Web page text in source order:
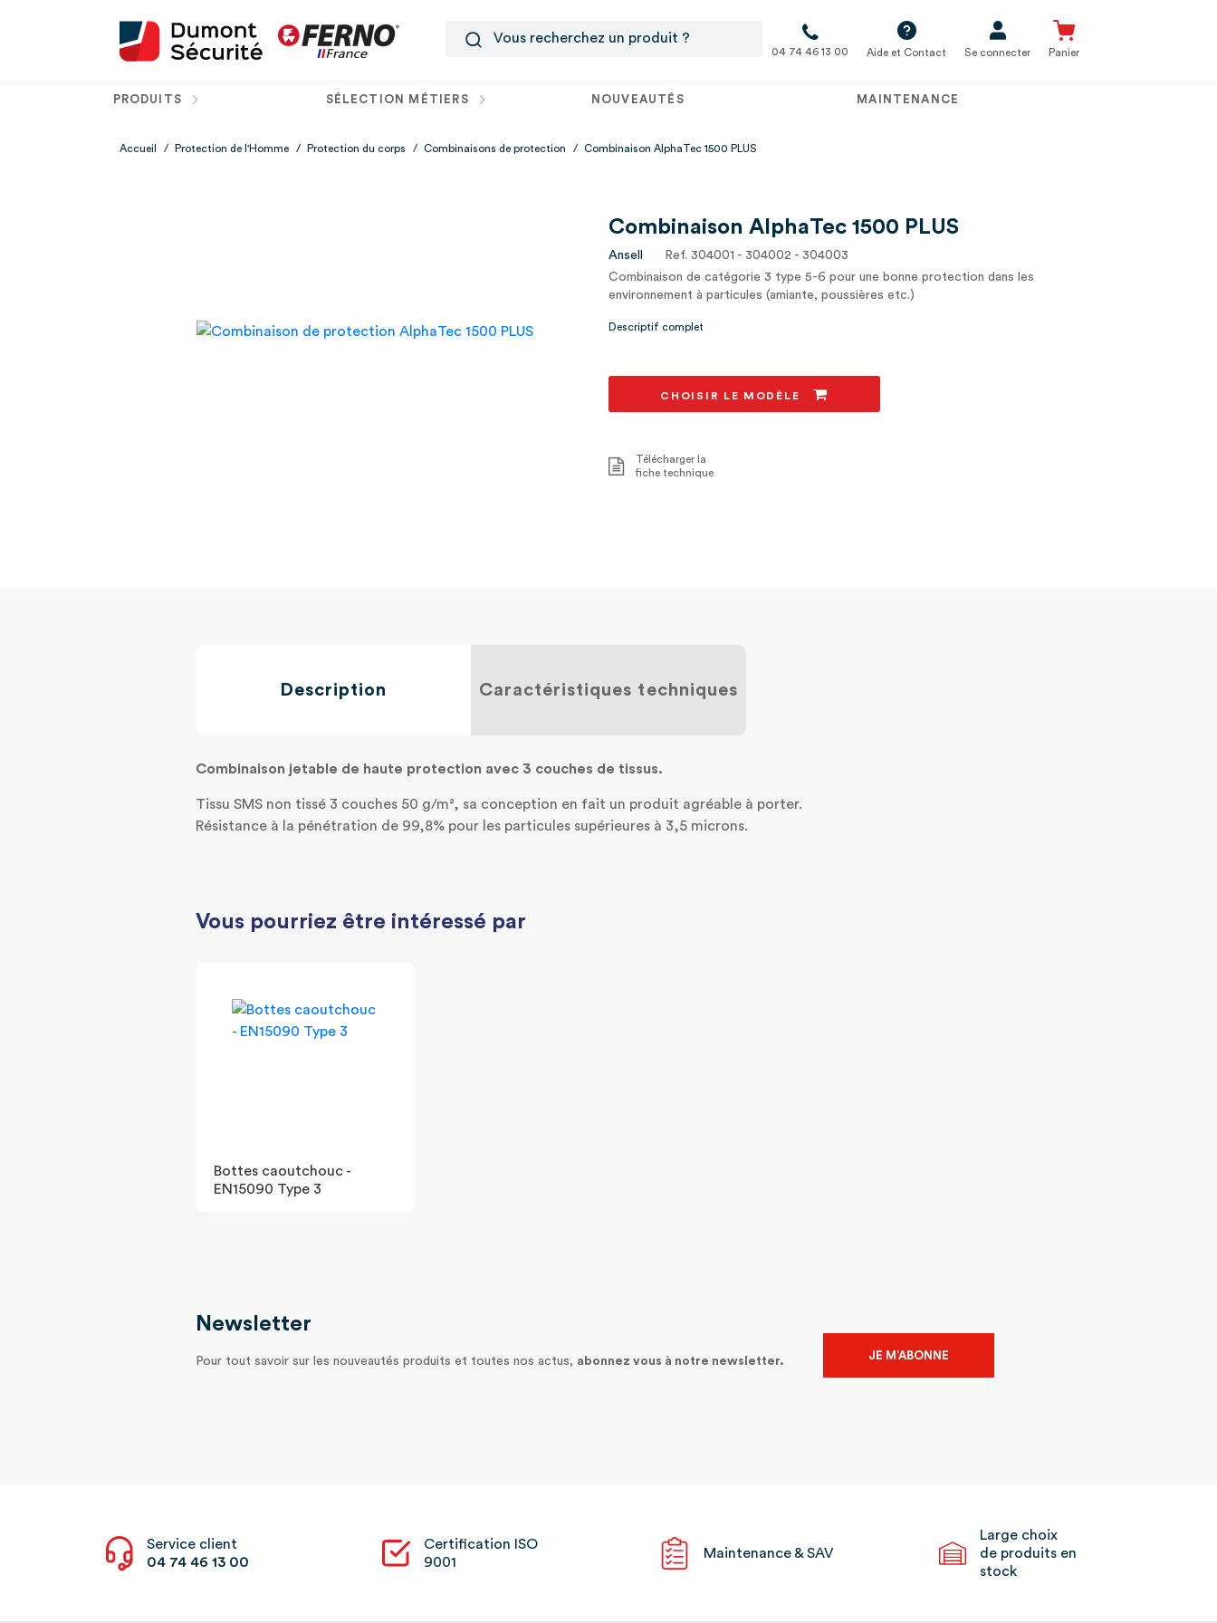
04 74 46 13 00 Aide et Contact Se connecter Panier
PRODUITS SÉLECTION MÉTIERS NOUVEAUTÉS MAINTENANCE
Accueil / Protection de l'Homme / Protection du corps / Combinaisons de protection / Combinaison AlphaTec 1500 PLUS
Combinaison AlphaTec 1500 PLUS
Ansell
Ref. 304001 - 304002 - 304003
Combinaison de catégorie 3 type 5-6 pour une bonne protection dans les
environnement à particules (amiante, poussières etc.)
Descriptif complet
CHOISIR LE MODÈLE
Télécharger la
fiche technique
Description Caractéristiques techniques
Combinaison jetable de haute protection avec 3 couches de tissus.
Tissu SMS non tissé 3 couches 50 g/m², sa conception en fait un produit agréable à porter.
Résistance à la pénétration de 99,8% pour les particules supérieures à 3,5 microns.
Vous pourriez être intéressé par
Bottes caoutchouc -
EN15090 Type 3
Newsletter
Pour tout savoir sur les nouveautés produits et toutes nos actus, abonnez vous à notre newsletter. JE M’ABONNE
Service client
04 74 46 13 00
Certification ISO
9001
Maintenance & SAV
Large choix
de produits en
stock